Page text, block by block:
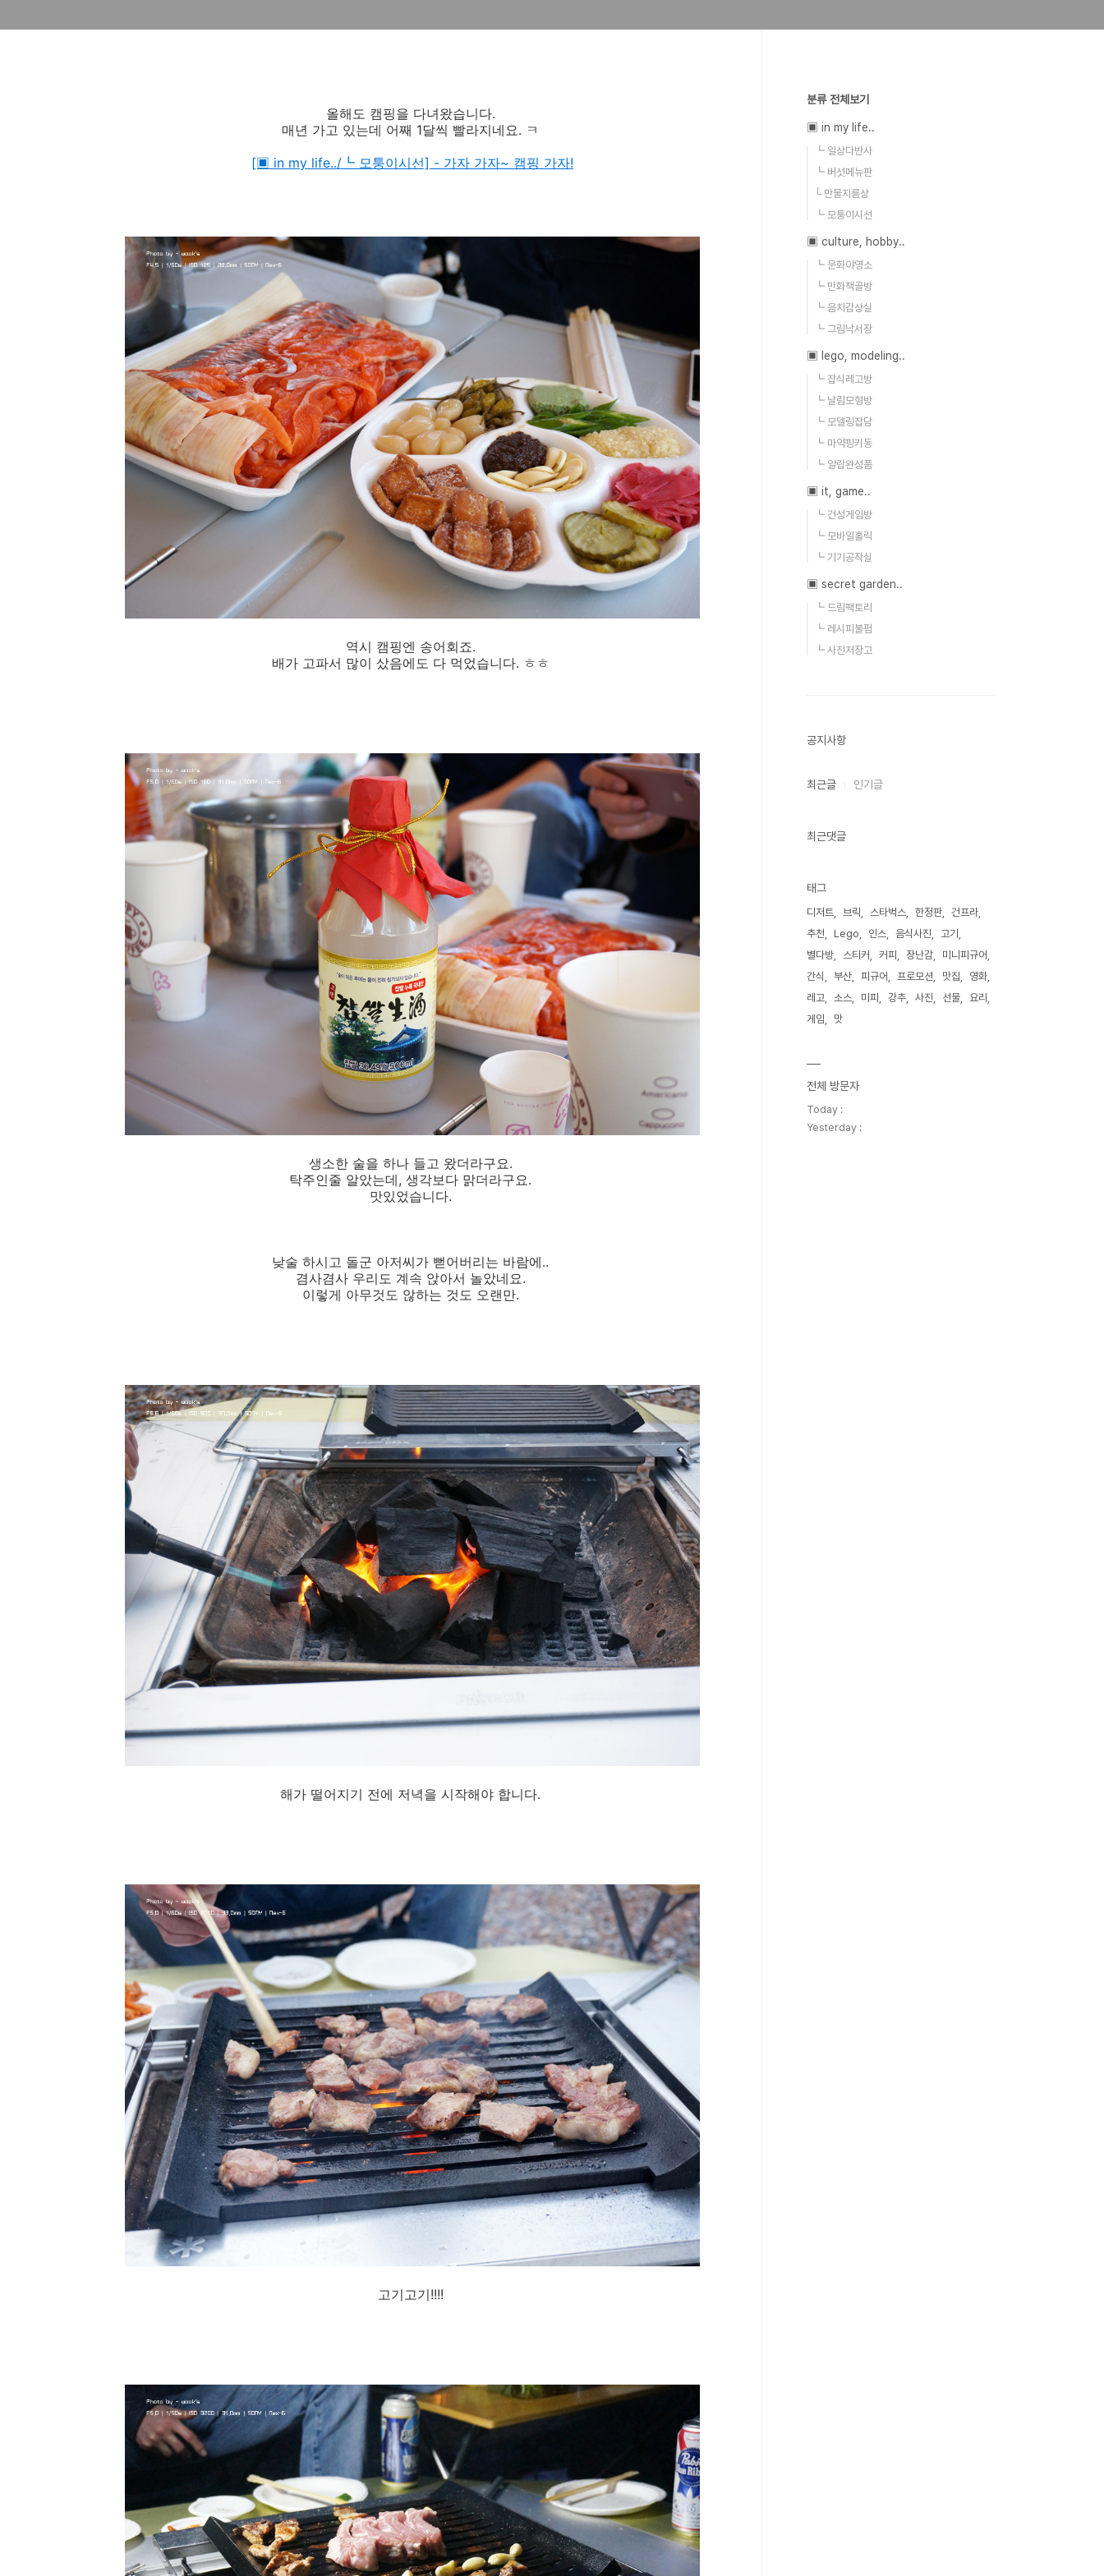
올해도 캠핑을 다녀왔습니다.
매년 가고 있는데 어째 1달씩 빨라지네요. ㅋ
[▣ in my life../┗ 모퉁이시선] - 가자 가자~ 캠핑 가자!
역시 캠핑엔 송어회죠.
배가 고파서 많이 샀음에도 다 먹었습니다. ㅎㅎ
생소한 술을 하나 들고 왔더라구요.
탁주인줄 알았는데, 생각보다 맑더라구요.
맛있었습니다.
낮술 하시고 돌군 아저씨가 뻗어버리는 바람에..
겸사겸사 우리도 계속 앉아서 놀았네요.
이렇게 아무것도 않하는 것도 오랜만.
해가 떨어지기 전에 저녁을 시작해야 합니다.
고기고기!!!!
분류 전체보기
▣ in my life..
┗ 일상다반사
┗ 버섯메뉴판
└ 만물지름상
┗ 모퉁이시선
▣ culture, hobby..
┗ 문화야영소
┗ 만화책골방
┗ 음치감상실
┗ 그림낙서장
▣ lego, modeling..
┗ 잡식레고방
┗ 날림모형방
┗ 모델링잡담
┗ 마약핑키동
┗ 알랍완성품
▣ it, game..
┗ 건성게임방
┗ 모바일홀릭
┗ 기기공작실
▣ secret garden..
┗ 드림팩토리
┗ 레시피불펌
┗ 사진저장고
공지사항
최근글 인기글
최근댓글
태그
디저트 브릭 스타벅스 한정판
건프라
추천
Lego 인스 음식사진
고기
별다방
스티커 커피 장난감
미니피규어
간식
부산 피규어 프로모션 맛집
영화
레고
소스 미피 강추 사진 선물
요리
게임
맛
전체 방문자
Today :
Yesterday :